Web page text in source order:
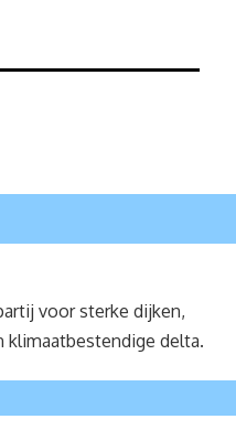
voor sterke dijken,
delta.